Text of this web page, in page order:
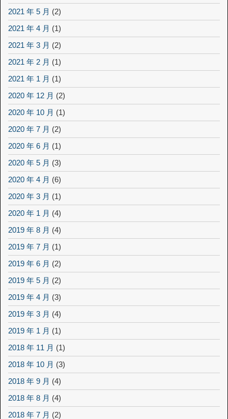
2021 年 5 月 (2)
2021 年 4 月 (1)
2021 年 3 月 (2)
2021 年 2 月 (1)
2021 年 1 月 (1)
2020 年 12 月 (2)
2020 年 10 月 (1)
2020 年 7 月 (2)
2020 年 6 月 (1)
2020 年 5 月 (3)
2020 年 4 月 (6)
2020 年 3 月 (1)
2020 年 1 月 (4)
2019 年 8 月 (4)
2019 年 7 月 (1)
2019 年 6 月 (2)
2019 年 5 月 (2)
2019 年 4 月 (3)
2019 年 3 月 (4)
2019 年 1 月 (1)
2018 年 11 月 (1)
2018 年 10 月 (3)
2018 年 9 月 (4)
2018 年 8 月 (4)
2018 年 7 月 (2)